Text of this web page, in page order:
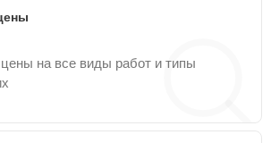
на все виды работ и типы